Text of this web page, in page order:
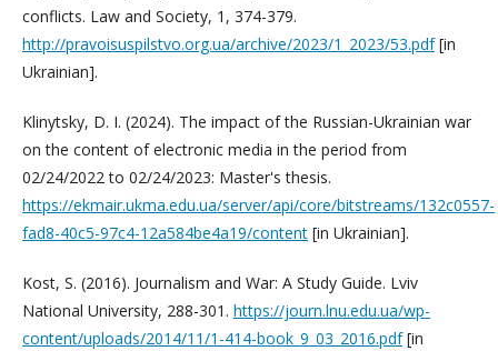
conflicts. Law and Society, 1, 374-379.
http://pravoisuspilstvo.org.ua/archive/2023/1_2023/53.pdf[in
Ukrainian].
Klinytsky, D. I. (2024). The impact of the Russian-Ukrainian war
on the content of electronic media in the period from
02/24/2022 to 02/24/2023: Master's thesis.
https://ekmair.ukma.edu.ua/server/api/core/bitstreams/132c0557-
fad8-40c5-97c4-12a584be4a19/content [in Ukrainian].
Kost, S. (2016). Journalism and War: A Study Guide. Lviv
National University, 288-301. https://journ.lnu.edu.ua/wp-
content/uploads/2014/11/1-414-book_9_03_2016.pdf[in